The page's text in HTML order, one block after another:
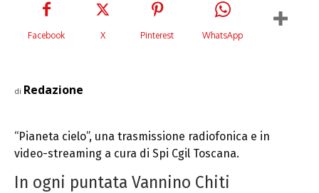
Facebook X Pinterest WhatsApp
di Redazione
“Pianeta cielo”, una trasmissione radiofonica e in
video-streaming a cura di Spi Cgil Toscana.
In ogni puntata Vannino Chiti